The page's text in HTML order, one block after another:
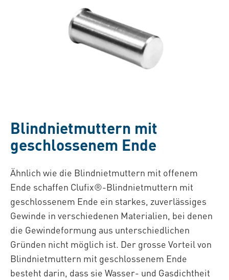
Blindnietmuttern mit
geschlossenem Ende
Ähnlich wie die Blindnietmuttern mit offenem
Ende schaffen Clufix®-Blindnietmuttern mit
geschlossenem Ende ein starkes, zuverlässiges
Gewinde in verschiedenen Materialien, bei denen
die Gewindeformung aus unterschiedlichen
Gründen nicht möglich ist. Der grosse Vorteil von
Blindnietmuttern mit geschlossenem Ende
besteht darin, dass sie Wasser- und Gasdichtheit